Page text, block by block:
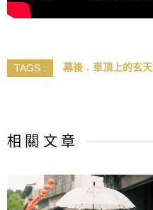
TAGS : 幕後 車頂上的玄
相 關 文 章